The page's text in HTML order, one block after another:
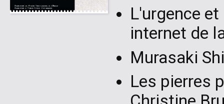
L'urgence
internet de
Murasaki
Les pierres